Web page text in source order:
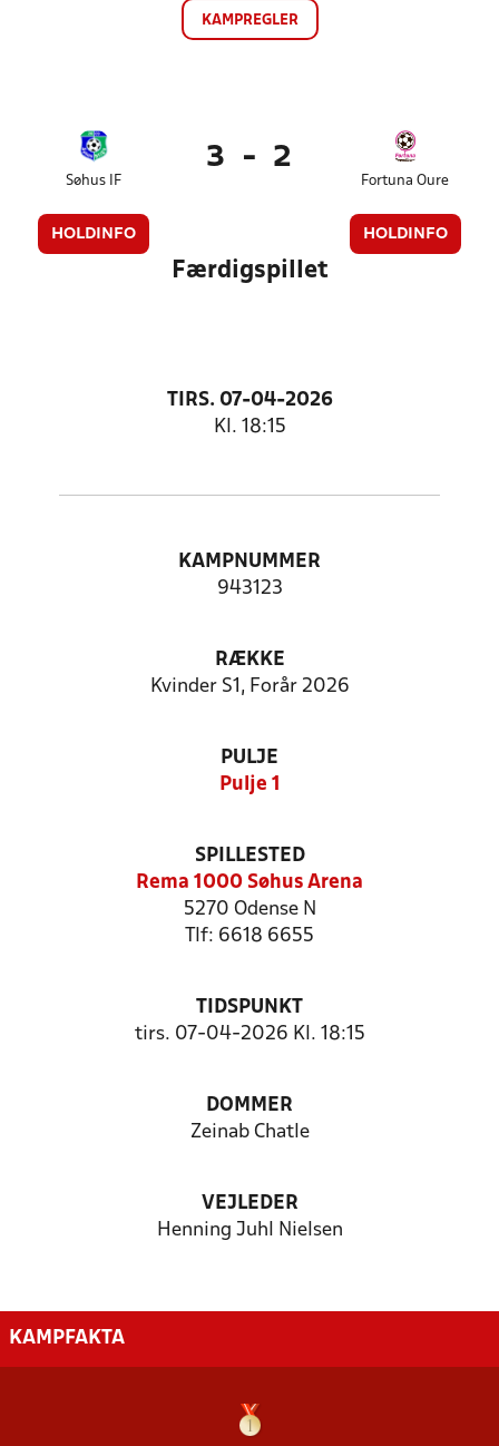
KAMPREGLER
Søhus IF
HOLDINFO
3 - 2
Fortuna Oure
HOLDINFO
Færdigspillet
TIRS. 07-04-2026
Kl. 18:15
KAMPNUMMER
943123
RÆKKE
Kvinder S1, Forår 2026
PULJE
Pulje 1
SPILLESTED
Rema 1000 Søhus Arena
5270 Odense N
Tlf: 6618 6655
TIDSPUNKT
tirs. 07-04-2026 Kl. 18:15
DOMMER
Zeinab Chatle
VEJLEDER
Henning Juhl Nielsen
KAMPFAKTA